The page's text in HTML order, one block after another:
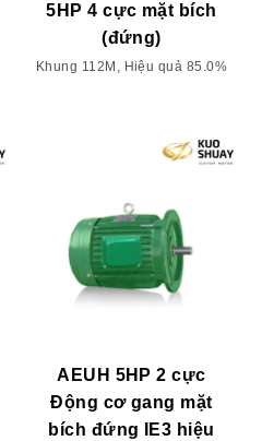
5HP 4 cực mặt bích
(đứng)
Khung 112M, Hiệu quả 85.0%
AEUH 5HP 2 cực
Động cơ gang mặt
bích đứng IE3 hiệu